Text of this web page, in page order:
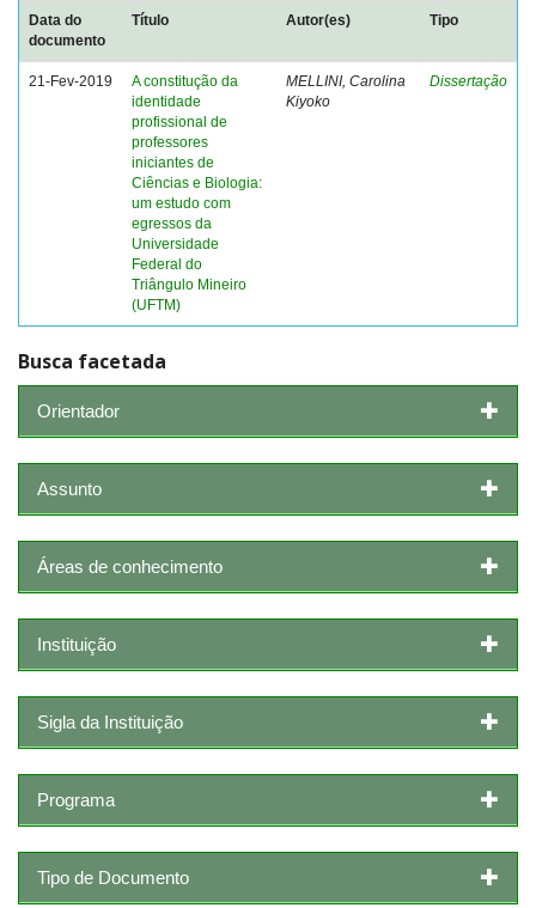
Data do
documento
Título Autor(es) Tipo
21-Fev-2019
A constitução da
identidade
profissional de
professores
iniciantes de
Ciências e Biologia:
um estudo com
egressos da
Universidade
Federal do
Triângulo Mineiro
(UFTM)
MELLINI, Carolina
Kiyoko
Dissertação
Busca facetada
Orientador
Assunto
Áreas de conhecimento
Instituição
Sigla da Instituição
Programa
Tipo de Documento